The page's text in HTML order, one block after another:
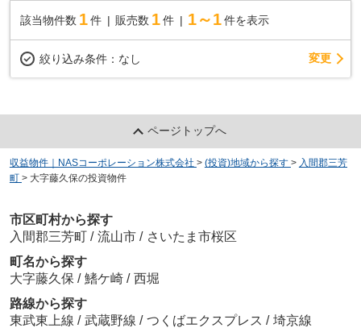
該当物件数 1件 販売数 1 件 1～1 件を表示
絞り込み条件： なし 変更
ページトップへ
収益物件｜NASコーポレーション株式会社 > (投資)地域から探す > 入間郡三芳
町 > 大字藤久保の投資物件
市区町村から探す
入間郡三芳町 / 流山市 / さいたま市桜区
町名から探す
大字藤久保 / 鰭ケ崎 / 西堀
路線から探す
東武東上線 / 武蔵野線 / つくばエクスプレス / 埼京線